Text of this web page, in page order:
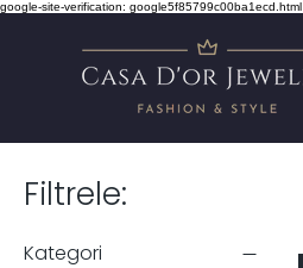
google-site-verification: google5f85799c00ba1ecd.html
Filtrele:
Kategori